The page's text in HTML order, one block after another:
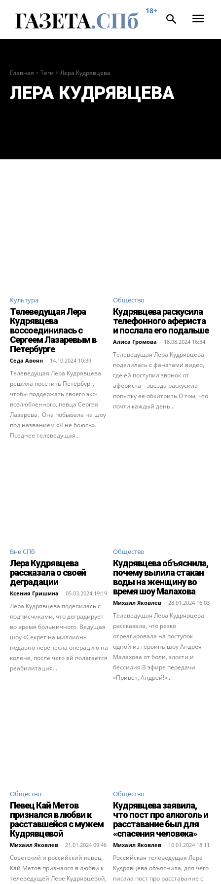
18+
Главная Теги Лера Кудрявцева
ЛЕРА КУДРЯВЦЕВА
Культура
Телеведущая Лера
Кудрявцева
воссоединилась с
Сергеем Лазаревым в
Петербурге
Седа Авоян - 14.10.2024 10:39
Телеведущая Лера Кудрявцева
решила посетить Петербург,
чтобы поддержать своего экс-
возлюбленного, певца Сергея
Лазарева. Она побывала на шоу
под названием «Я не боюсь».
Позднее телеведущая...
Общество
Кудрявцева раскусила
телефонного афериста
и послала его подальше
Алиса Громова - 18.08.2024 16:34
Телеведущая Лера Кудрявцева
поделилась с фанатами видео,
где ей поступил звонок от
афериста – звезда раскусила
попытку ее обхитрить.О том, что
почти каждый день...
Вне СПб
Лера Кудрявцева
рассказала о своей
деградации
Ксения Гришина - 05.03.2024 19:19
Лера Кудрявцева поделилась с
подписчиками, что деградирует
во время больничного. Ведущая
шоу «Секрет на миллион»
недавно перенесла операцию на
колене, после чего ей полагается
реабилитация....
Общество
Кудрявцева объяснила,
почему вылила стакан
воды на женщину во
время шоу Малахова
Михаил Яковлев - 28.01.2024 16:03
Телеведущая Лера Кудрявцева
рассказала, что резко
отреагировала на поступок
одной из героинь шоу Андрея
Малахова от боли, злости и
бессилия.В эфире передачи
«Привет, Андрей!»...
Общество
Певец Кай Метов
признался в любви к
расставшейся с мужем
Кудрявцевой
Михаил Яковлев - 21.01.2024 09:46
Советский и российский певец
Кай Метов признался в любви к
телеведущей Лере Кудрявцевой,
Общество
Кудрявцева заявила,
что пост про алкоголь и
расставание был для
«спасения человека»
Михаил Яковлев - 16.01.2024 18:11
Российская телеведущая Лера
Кудрявцева объяснила, для чего
писала пост про расставание с